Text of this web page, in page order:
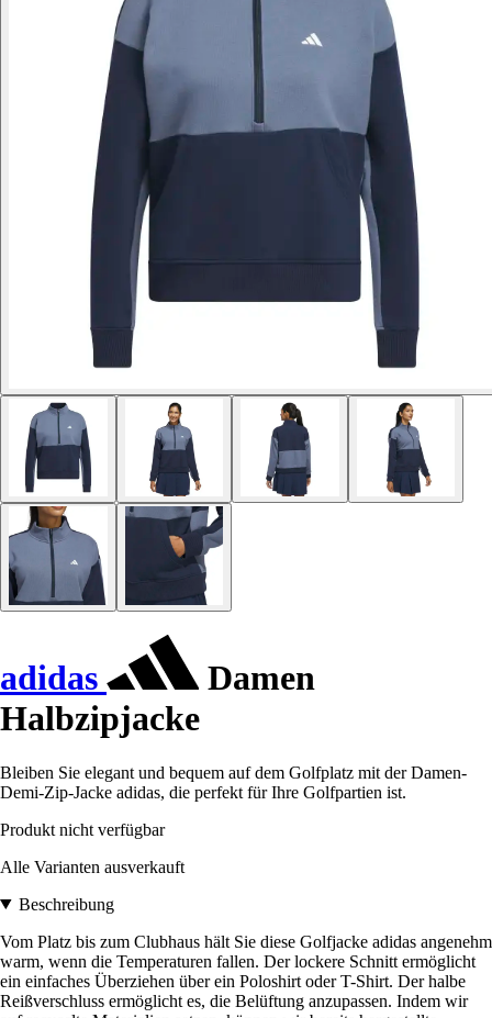
adidas
Damen
Halbzipjacke
Bleiben Sie elegant und bequem auf dem Golfplatz mit der Damen-
Demi-Zip-Jacke adidas, die perfekt für Ihre Golfpartien ist.
Produkt nicht verfügbar
Alle Varianten ausverkauft
Beschreibung
Vom Platz bis zum Clubhaus hält Sie diese Golfjacke adidas angenehm
warm, wenn die Temperaturen fallen. Der lockere Schnitt ermöglicht
ein einfaches Überziehen über ein Poloshirt oder T-Shirt. Der halbe
Reißverschluss ermöglicht es, die Belüftung anzupassen. Indem wir